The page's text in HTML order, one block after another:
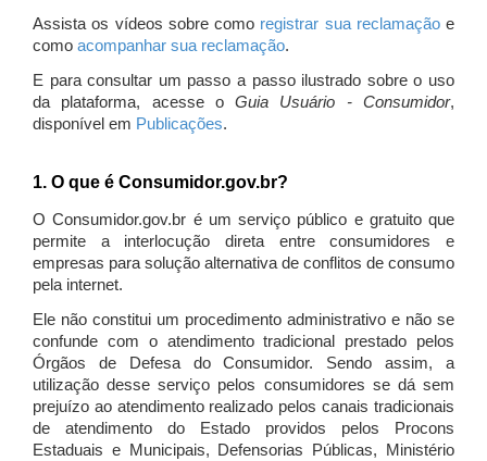
Assista os vídeos sobre como registrar sua reclamaçãoe
como acompanhar sua reclamação.
E para consultar um passo a passo ilustrado sobre o uso
da plataforma, acesse oGuia Usuário - Consumidor,
disponível em Publicações.
1. O que é Consumidor.gov.br?
O Consumidor.gov.br é um serviço público e gratuito que
permite a interlocução direta entre consumidores e
empresas para solução alternativa de conflitos de consumo
pela internet.
Ele não constitui um procedimento administrativo e não se
confunde com o atendimento tradicional prestado pelos
Órgãos de Defesa do Consumidor. Sendo assim, a
utilização desse serviço pelos consumidores se dá sem
prejuízo ao atendimento realizado pelos canais tradicionais
de atendimento do Estado providos pelos Procons
Estaduais e Municipais, Defensorias Públicas, Ministério